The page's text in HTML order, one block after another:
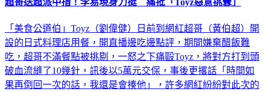
「美食公道伯」Toyz（劉偉健）日前到網紅超哥（黃伯超）開
設的日式料理店用餐，開直播邊吃邊點評，期間嫌棄醋飯難
吃，超哥不滿餐點被挑剔，一怒之下痛毆Toyz，將對方打到頭
破血流縫了10幾針，訊後以5萬元交保，事後更撂話「時間如